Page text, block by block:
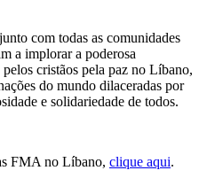
com todas as comunidades
a implorar a poderosa
cristãos pela paz no Líbano,
do mundo dilaceradas por
e solidariedade de todos.
FMA no Líbano, clique aqui.